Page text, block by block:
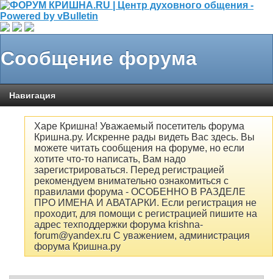
Сообщение форума
Навигация
Харе Кришна! Уважаемый посетитель форума
Кришна.ру. Искренне рады видеть Вас здесь. Вы
можете читать сообщения на форуме, но если
хотите что-то написать, Вам надо
зарегистрироваться. Перед регистрацией
рекомендуем внимательно ознакомиться с
правилами форума - ОСОБЕННО В РАЗДЕЛЕ
ПРО ИМЕНА И АВАТАРКИ. Если регистрация не
проходит, для помощи с регистрацией пишите на
адрес техподдержки форума krishna-
forum@yandex.ru С уважением, администрация
форума Кришна.ру